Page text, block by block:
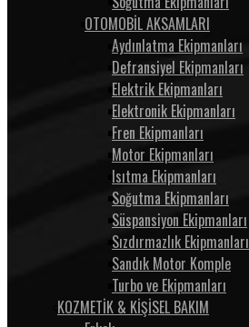
OTOMOBİL AKSAMLARI
Aydınlatma Ekipmanları
Defransiyel Ekipmanları
Elektrik Ekipmanları
Elektronik Ekipmanları
Fren Ekipmanları
Motor Ekipmanları
Isıtma Ekipmanları
Soğutma Ekipmanları
Süspansiyon Ekipmanları
Sızdırmazlık Ekipmanları
Sandık Motor Komple
Turbo ve Ekipmanları
KOZMETİK & KİŞİSEL BAKIM